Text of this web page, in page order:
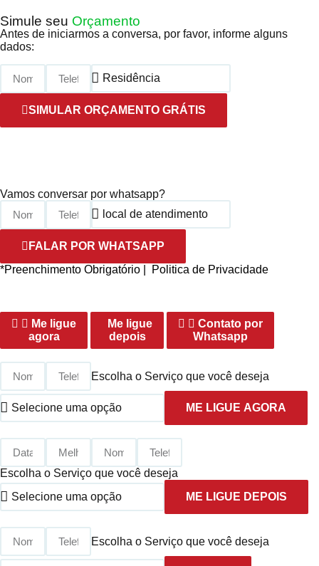
Simule seu Orçamento
Antes de iniciarmos a conversa, por favor, informe alguns
dados:
SIMULAR ORÇAMENTO GRÁTIS
Vamos conversar por whatsapp?
FALAR POR WHATSAPP
*Preenchimento Obrigatório |
Politica de Privacidade
Me ligue
agora
Me ligue
depois
Contato por
Whatsapp
Escolha o Serviço que você deseja
ME LIGUE AGORA
Escolha o Serviço que você deseja
ME LIGUE DEPOIS
Escolha o Serviço que você deseja